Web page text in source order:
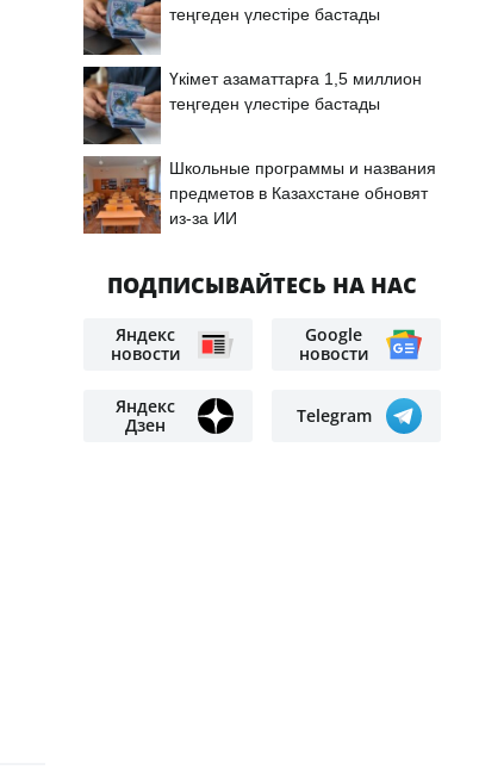
теңгеден үлестіре бастады
Үкімет азаматтарға 1,5 миллион
теңгеден үлестіре бастады
Школьные программы и названия
предметов в Казахстане обновят
из-за ИИ
ПОДПИСЫВАЙТЕСЬ НА НАС
Яндекс
новости
Google
новости
Яндекс
Дзен
Telegram